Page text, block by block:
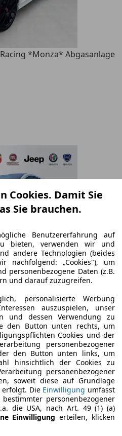
*Monza* Abgasanlage
*Record Monza *Beats
Cookies. Damit Sie
Sie brauchen.
Benutzererfahrung auf
bieten, verwenden wir und
andere Technologien (beides
nachfolgend: „Cookies"), um
personenbezogene Daten (z.B.
und darauf zuzugreifen.
personalisierte Werbung
auszuspielen, unser
und dessen Verwendung zu
den Button unten rechts, um
Cookies und der
personenbezogener
den Button unten links, um
hinsichtlich der Cookies zu
personenbezogener
soweit diese auf Grundlage
Die Einwilligung umfasst
personenbezogener
die USA, nach Art. 49 (1) (a)
Einwilligung erteilen, klicken